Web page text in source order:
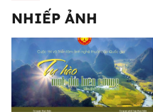
NHIẾP ẢNH